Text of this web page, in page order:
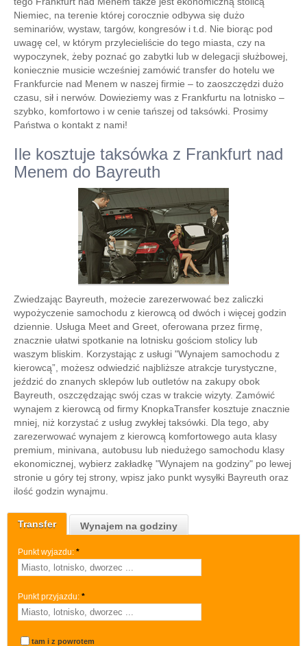
Transfer Wynajem na godziny
Punkt wyjazdu: *
Punkt przyjazdu: *
tam i z powrotem
Niemiec, na terenie której corocznie odbywa się dużo
seminariów, wystaw, targów, kongresów i t.d. Nie biorąc pod
uwagę cel, w którym przylecieliście do tego miasta, czy na
wypoczynek, żeby poznać go zabytki lub w delegacji służbowej,
koniecznie musicie wcześniej zamówić transfer do hotelu we
Frankfurcie nad Menem w naszej firmie – to zaoszczędzi dużo
czasu, sił i nerwów. Dowieziemy was z Frankfurtu na lotnisko –
szybko, komfortowo i w cenie tańszej od taksówki. Prosimy
Państwa o kontakt z nami!
Ile kosztuje taksówka z Frankfurt nad
Menem do Bayreuth
Zwiedzając Bayreuth, możecie zarezerwować bez zaliczki
wypożyczenie samochodu z kierowcą od dwóch i więcej godzin
dziennie. Usługa Meet and Greet, oferowana przez firmę,
znacznie ułatwi spotkanie na lotnisku gościom stolicy lub
waszym bliskim. Korzystając z usługi "Wynajem samochodu z
kierowcą”, możesz odwiedzić najbliższe atrakcje turystyczne,
jeździć do znanych sklepów lub outletów na zakupy obok
Bayreuth, oszczędzając swój czas w trakcie wizyty. Zamówić
wynajem z kierowcą od firmy KnopkaTransfer kosztuje znacznie
mniej, niż korzystać z usług zwykłej taksówki. Dla tego, aby
zarezerwować wynajem z kierowcą komfortowego auta klasy
premium, minivana, autobusu lub niedużego samochodu klasy
ekonomicznej, wybierz zakładkę "Wynajem na godziny" po lewej
stronie u góry tej strony, wpisz jako punkt wysyłki Bayreuth oraz
ilość godzin wynajmu.